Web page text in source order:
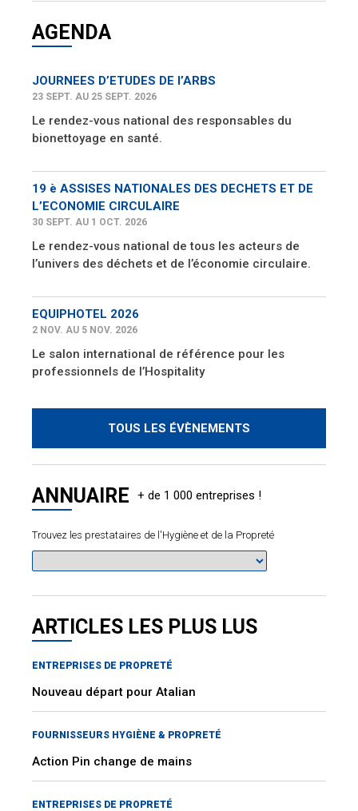
AGENDA
JOURNEES D’ETUDES DE l’ARBS
23 SEPT. AU 25 SEPT. 2026
Le rendez-vous national des responsables du
bionettoyage en santé.
19 è ASSISES NATIONALES DES DECHETS ET DE
L’ECONOMIE CIRCULAIRE
30 SEPT. AU 1 OCT. 2026
Le rendez-vous national de tous les acteurs de
l’univers des déchets et de l’économie circulaire.
EQUIPHOTEL 2026
2 NOV. AU 5 NOV. 2026
Le salon international de référence pour les
professionnels de l’Hospitality
TOUS LES ÉVÈNEMENTS
ANNUAIRE
Trouvez les prestataires de l'Hygiène et de la Propreté
ARTICLES LES PLUS LUS
ENTREPRISES DE PROPRETÉ
Nouveau départ pour Atalian
FOURNISSEURS HYGIÈNE & PROPRETÉ
Action Pin change de mains
ENTREPRISES DE PROPRETÉ